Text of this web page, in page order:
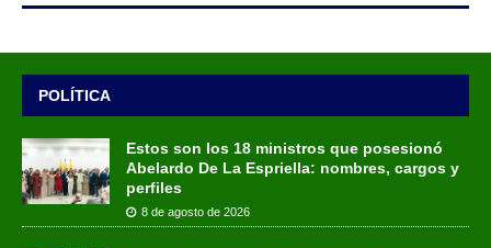
POLÍTICA
Estos son los 18 ministros que posesionó
Abelardo De La Espriella: nombres, cargos y
perfiles
8 de agosto de 2026